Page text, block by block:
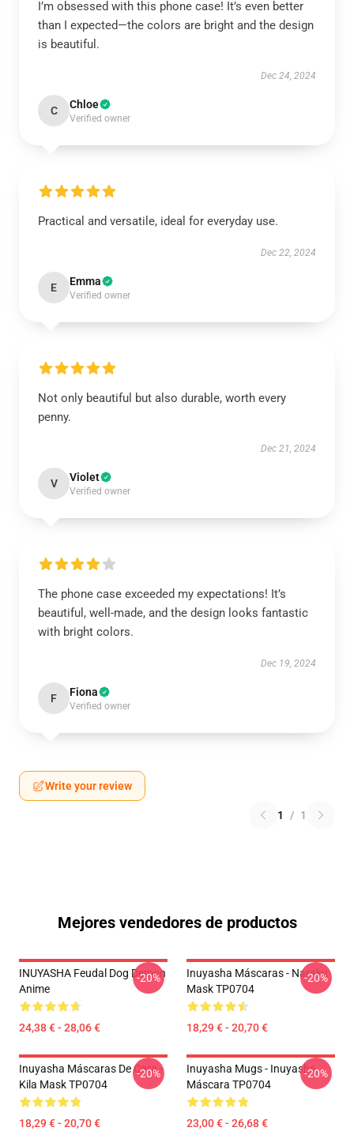
I’m obsessed with this phone case! It’s even better
than I expected—the colors are bright and the design
is beautiful.
Dec 24, 2024
C Chloe
Verified owner
Practical and versatile, ideal for everyday use.
Dec 22, 2024
E Emma
Verified owner
Not only beautiful but also durable, worth every
penny.
Dec 21, 2024
V Violet
Verified owner
The phone case exceeded my expectations! It’s
beautiful, well-made, and the design looks fantastic
with bright colors.
Dec 19, 2024
F Fiona
Verified owner
Write your review
1 / 1
Mejores vendedores de productos
INUYASHA Feudal Dog Demon
Anime
24,38 € - 28,06 €
-20%
Inuyasha Máscaras - Naraku
Mask TP0704
18,29 € - 20,70 €
-20%
Inuyasha Máscaras De Cara -
Kila Mask TP0704
18,29 € - 20,70 €
-20%
Inuyasha Mugs - Inuyasha
Máscara TP0704
23,00 € - 26,68 €
-20%